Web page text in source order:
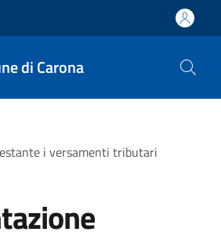
di Carona
i versamenti tributari